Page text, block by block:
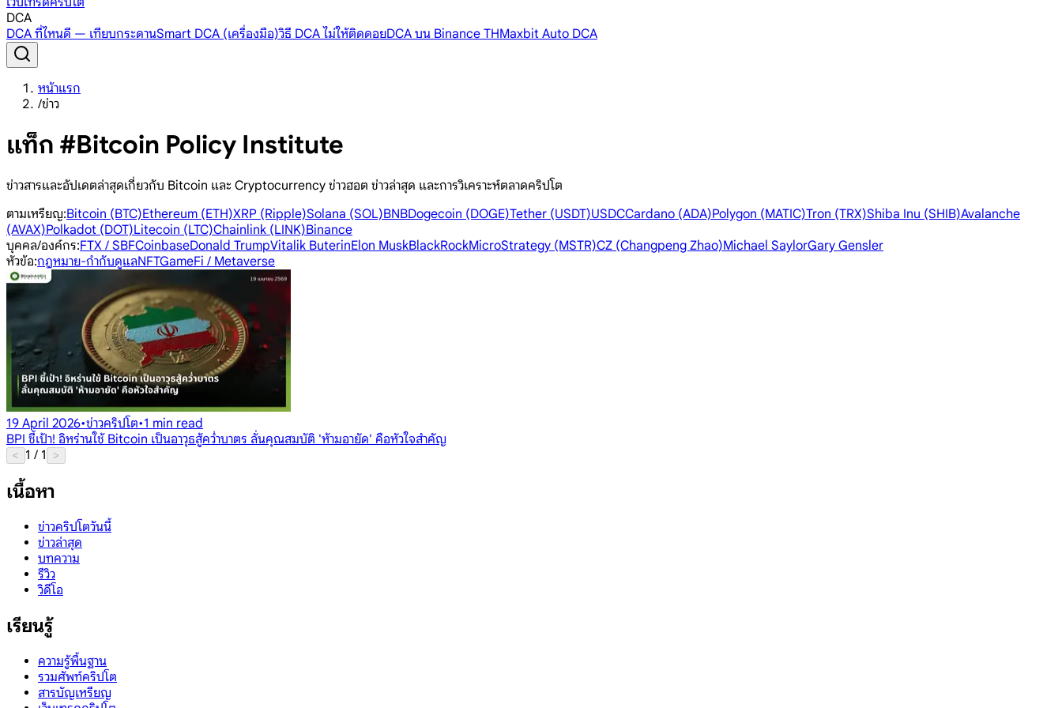
DCA
DCA ที่ไหนดี — เทียบกระดานSmart DCA (เครื่องมือ)วิธี DCA ไม่ให้ติดดอยDCA บน Binance THMaxbit Auto DCA
หน้าแรก
/ข่าว
แท็ก #Bitcoin Policy Institute
ข่าวสารและอัปเดตล่าสุดเกี่ยวกับ Bitcoin และ Cryptocurrency ข่าวฮอต ข่าวล่าสุด และการวิเคราะห์ตลาดคริปโต
ตามเหรียญ:Bitcoin (BTC)Ethereum (ETH)XRP (Ripple)Solana (SOL)BNBDogecoin (DOGE)Tether (USDT)USDCCardano (ADA)Polygon (MATIC)Tron (TRX)Shiba Inu (SHIB)Avalanche
(AVAX)Polkadot (DOT)Litecoin (LTC)Chainlink (LINK)Binance
บุคคล/องค์กร:FTX / SBFCoinbaseDonald TrumpVitalik ButerinElon MuskBlackRockMicroStrategy (MSTR)CZ (Changpeng Zhao)Michael SaylorGary Gensler
หัวข้อ:กฎหมาย-กำกับดูแลNFTGameFi / Metaverse
19 April 2026•ข่าวคริปโต•1 min read
BPI ชี้เป้า! อิหร่านใช้ Bitcoin เป็นอาวุธสู้คว่ำบาตร ลั่นคุณสมบัติ 'ห้ามอายัด' คือหัวใจสำคัญ
< 1 / 1 >
เนื้อหา
ข่าวคริปโตวันนี้
ข่าวล่าสุด
บทความ
รีวิว
วิดีโอ
เรียนรู้
ความรู้พื้นฐาน
รวมศัพท์คริปโต
สารบัญเหรียญ